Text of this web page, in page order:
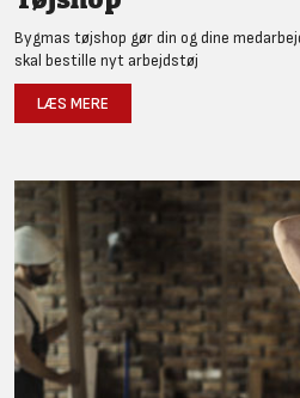
Bygmas tøjshop gør din og dine
skal bestille nyt arbejdstøj
LÆS MERE